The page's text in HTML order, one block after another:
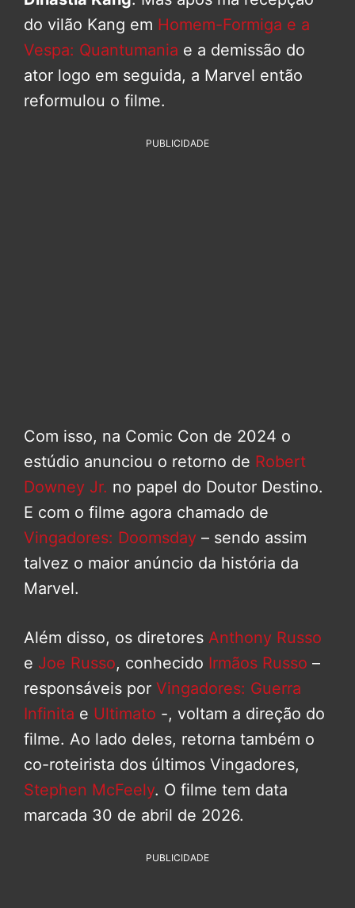
do vilão Kang em Homem-Formiga e a
Vespa: Quantumania e a demissão do
ator logo em seguida, a Marvel então
reformulou o filme.
PUBLICIDADE
Com isso, na Comic Con de 2024 o
estúdio anunciou o retorno de Robert
Downey Jr. no papel do Doutor Destino.
E com o filme agora chamado de
Vingadores: Doomsday – sendo assim
talvez o maior anúncio da história da
Marvel.
Além disso, os diretores Anthony Russo
e Joe Russo, conhecido Irmãos Russo –
responsáveis por Vingadores: Guerra
Infinita e Ultimato -, voltam a direção do
filme. Ao lado deles, retorna também o
co-roteirista dos últimos Vingadores,
Stephen McFeely. O filme tem data
marcada 30 de abril de 2026.
PUBLICIDADE